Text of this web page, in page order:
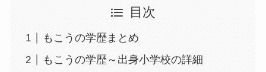
目次
もこうの学歴まとめ
もこうの学歴～出身小学校の詳細